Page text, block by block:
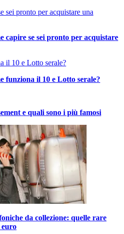
capire se sei pronto per acquistare
funziona il 10 e Lotto serale?
e quali sono i più famosi
da collezione: quelle rare
euro